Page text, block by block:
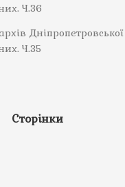
Ч.36
Дніпропетровської
Ч.35
Сторінки